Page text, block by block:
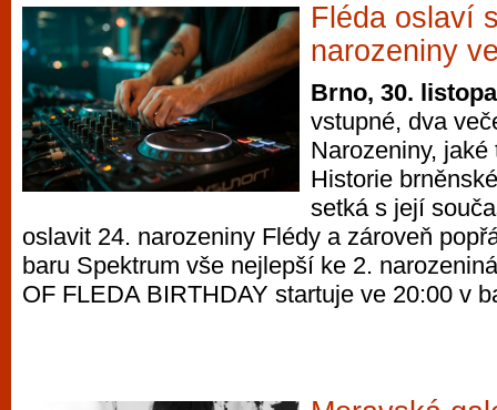
Fléda oslaví
narozeniny
Brno, 30.
vstupné, dva
Narozeniny,
Historie
setká s její
oslavit 24. narozeniny Flédy a zároveň
baru Spektrum vše nejlepší ke 2.
OF FLEDA BIRTHDAY startuje ve 20:00 v